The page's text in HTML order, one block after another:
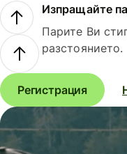
Изпращайте
Парите Ви
разстоянието.
Регистрация